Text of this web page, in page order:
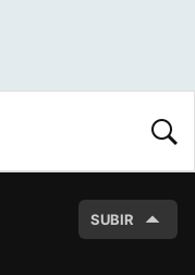
SUBIR